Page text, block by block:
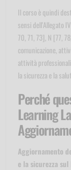
Il corso è quindi
sensi dell'Allegato
70, 71, 73], N [77,
comunicazione,
attività
la sicurezza e la
Perché
Learning
Aggiornamento
e la sicurezza